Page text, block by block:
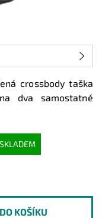
crossbody taška
dva samostatné
SKLADEM